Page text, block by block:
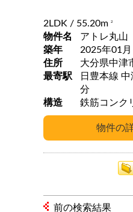
2LDK / 55.20m 2
物件名
アトレ丸山
築年
2025年01月
住所
大分県中津
最寄駅
日豊本線 中津 駅 徒
分
構造
鉄筋コンク
前の検索結果